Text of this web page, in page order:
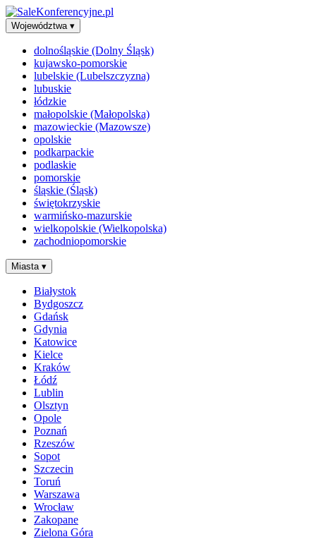
Województwa ▾
dolnośląskie (Dolny Śląsk)
kujawsko-pomorskie
lubelskie (Lubelszczyzna)
lubuskie
łódzkie
małopolskie (Małopolska)
mazowieckie (Mazowsze)
opolskie
podkarpackie
podlaskie
pomorskie
śląskie (Śląsk)
świętokrzyskie
warmińsko-mazurskie
wielkopolskie (Wielkopolska)
zachodniopomorskie
Miasta ▾
Białystok
Bydgoszcz
Gdańsk
Gdynia
Katowice
Kielce
Kraków
Łódź
Lublin
Olsztyn
Opole
Poznań
Rzeszów
Sopot
Szczecin
Toruń
Warszawa
Wrocław
Zakopane
Zielona Góra